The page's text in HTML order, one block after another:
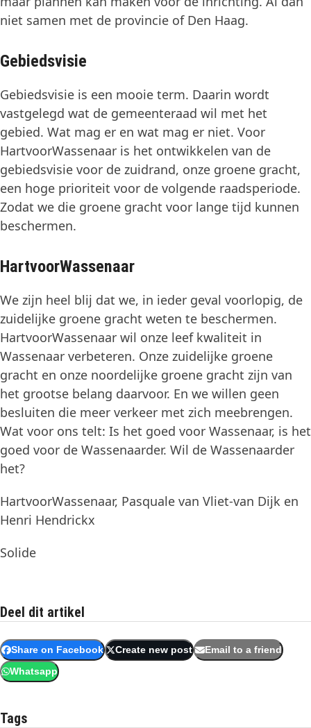
niet samen met de provincie of Den Haag.
Gebiedsvisie
Gebiedsvisie is een mooie term. Daarin wordt
vastgelegd wat de gemeenteraad wil met het
gebied. Wat mag er en wat mag er niet. Voor
HartvoorWassenaar is het ontwikkelen van de
gebiedsvisie voor de zuidrand, onze groene gracht,
een hoge prioriteit voor de volgende raadsperiode.
Zodat we die groene gracht voor lange tijd kunnen
beschermen.
HartvoorWassenaar
We zijn heel blij dat we, in ieder geval voorlopig, de
zuidelijke groene gracht weten te beschermen.
HartvoorWassenaar wil onze leef kwaliteit in
Wassenaar verbeteren. Onze zuidelijke groene
gracht en onze noordelijke groene gracht zijn van
het grootse belang daarvoor. En we willen geen
besluiten die meer verkeer met zich meebrengen.
Wat voor ons telt: Is het goed voor Wassenaar, is het
goed voor de Wassenaarder. Wil de Wassenaarder
het?
HartvoorWassenaar, Pasquale van Vliet-van Dijk en
Henri Hendrickx
Solide
Deel dit artikel
Share on Facebook Create new post Email to a friend
Whatsapp
Tags